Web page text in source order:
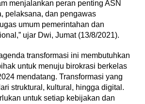
menjalankan peran penting ASN
pelaksana, dan pengawas
umum pemerintahan dan
ujar Dwi, Jumat (13/8/2021).
transformasi ini membutuhkan
untuk menuju birokrasi berkelas
mendatang. Transformasi yang
struktural, kultural, hingga digital.
untuk setiap kebijakan dan